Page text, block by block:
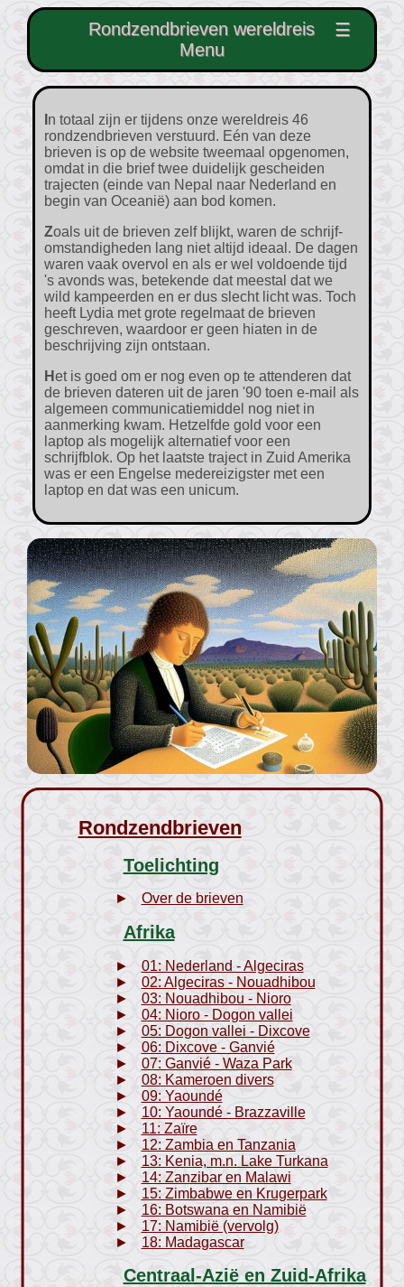
Rondzendbrieven wereldreis
Menu
☰
rondzendbrieven verstuurd. Eén van deze
brieven is op de website tweemaal opgenomen,
omdat in die brief twee duidelijk gescheiden
trajecten (einde van Nepal naar Nederland en
begin van Oceanië) aan bod komen.
Zoals uit de brieven zelf blijkt, waren de schrijf-
omstandigheden lang niet altijd ideaal. De dagen
waren vaak overvol en als er wel voldoende tijd
's avonds was, betekende dat meestal dat we
wild kampeerden en er dus slecht licht was. Toch
heeft Lydia met grote regelmaat de brieven
geschreven, waardoor er geen hiaten in de
beschrijving zijn ontstaan.
Het is goed om er nog even op te attenderen dat
de brieven dateren uit de jaren '90 toen e-mail als
algemeen communicatiemiddel nog niet in
aanmerking kwam. Hetzelfde gold voor een
laptop als mogelijk alternatief voor een
schrijfblok. Op het laatste traject in Zuid Amerika
was er een Engelse medereizigster met een
laptop en dat was een unicum.
Rondzendbrieven
Toelichting
Over de brieven
Afrika
01: Nederland - Algeciras
02: Algeciras - Nouadhibou
03: Nouadhibou - Nioro
04: Nioro - Dogon vallei
05: Dogon vallei - Dixcove
06: Dixcove - Ganvié
07: Ganvié - Waza Park
08: Kameroen divers
09: Yaoundé
10: Yaoundé - Brazzaville
11: Zaïre
12: Zambia en Tanzania
13: Kenia, m.n. Lake Turkana
14: Zanzibar en Malawi
15: Zimbabwe en Krugerpark
16: Botswana en Namibië
17: Namibië (vervolg)
18: Madagascar
Centraal-Azië en Zuid-Afrika